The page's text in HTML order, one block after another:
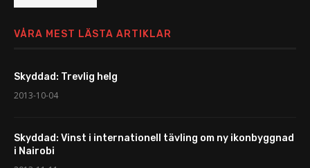
VÅRA MEST LÄSTA ARTIKLAR
Skyddad: Trevlig helg
2013-10-04
Skyddad: Vinst i internationell tävling om ny ikonbyggnad
i Nairobi